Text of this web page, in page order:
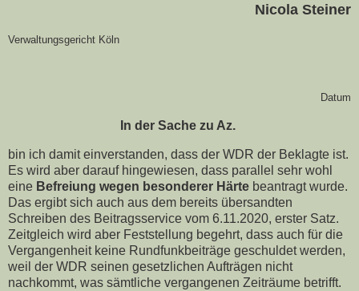
Nicola Steiner
Verwaltungsgericht Köln
Datum
In der Sache zu Az.
bin ich damit einverstanden, dass der WDR der Beklagte ist.
Es wird aber darauf hingewiesen, dass parallel sehr wohl
eine Befreiung wegen besonderer Härte beantragt wurde.
Das ergibt sich auch aus dem bereits übersandten
Schreiben des Beitragsservice vom 6.11.2020, erster Satz.
Zeitgleich wird aber Feststellung begehrt, dass auch für die
Vergangenheit keine Rundfunkbeiträge geschuldet werden,
weil der WDR seinen gesetzlichen Aufträgen nicht
nachkommt, was sämtliche vergangenen Zeiträume betrifft.